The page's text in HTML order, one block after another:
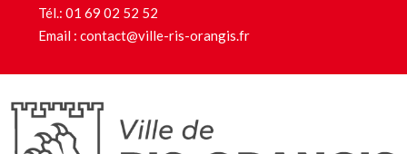
Tél.: 01 69 02 52 52
Email : contact@ville-ris-orangis.fr